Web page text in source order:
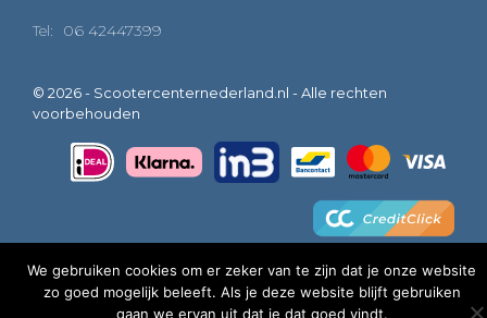
Tel: 06 42447399
© 2026 - Scootercenternederland.nl - Alle rechten
voorbehouden
We gebruiken cookies om er zeker van te zijn dat je onze website
zo goed mogelijk beleeft. Als je deze website blijft gebruiken
gaan we ervan uit dat je dat goed vindt.